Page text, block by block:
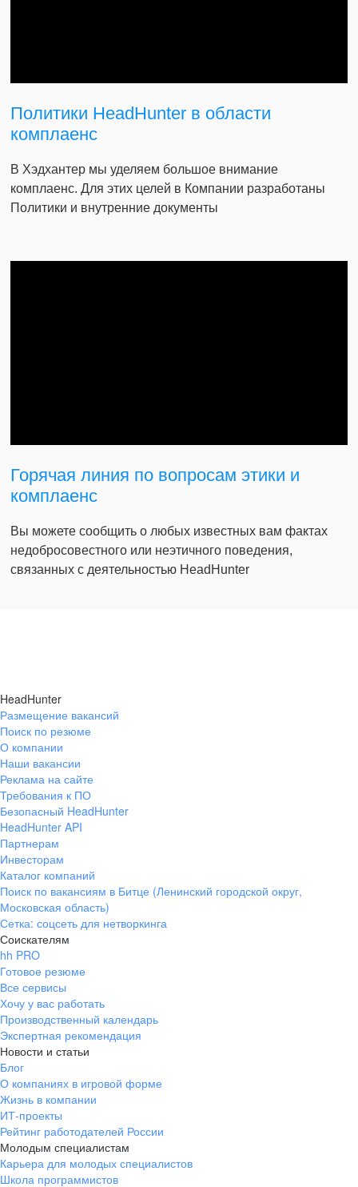
Политики HeadHunter в области
комплаенс
В Хэдхантер мы уделяем большое внимание
комплаенс. Для этих целей в Компании разработаны
Политики и внутренние документы
Горячая линия по вопросам этики и
комплаенс
Вы можете сообщить о любых известных вам фактах
недобросовестного или неэтичного поведения,
связанных с деятельностью HeadHunter
HeadHunter
Размещение вакансий
Поиск по резюме
О компании
Наши вакансии
Реклама на сайте
Требования к ПО
Безопасный HeadHunter
HeadHunter API
Партнерам
Инвесторам
Каталог компаний
Поиск по вакансиям в Битце (Ленинский городской округ,
Московская область)
Сетка: соцсеть для нетворкинга
Соискателям
hh PRO
Готовое резюме
Все сервисы
Хочу у вас работать
Производственный календарь
Экспертная рекомендация
Новости и статьи
Блог
О компаниях в игровой форме
Жизнь в компании
ИТ-проекты
Рейтинг работодателей России
Молодым специалистам
Карьера для молодых специалистов
Школа программистов